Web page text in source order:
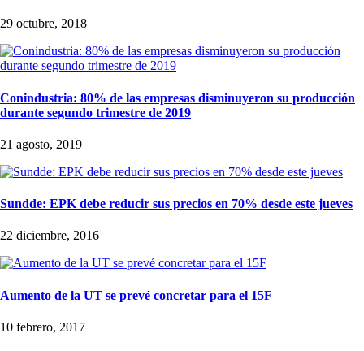
29 octubre, 2018
Conindustria: 80% de las empresas disminuyeron su producción
durante segundo trimestre de 2019
21 agosto, 2019
Sundde: EPK debe reducir sus precios en 70% desde este jueves
22 diciembre, 2016
Aumento de la UT se prevé concretar para el 15F
10 febrero, 2017